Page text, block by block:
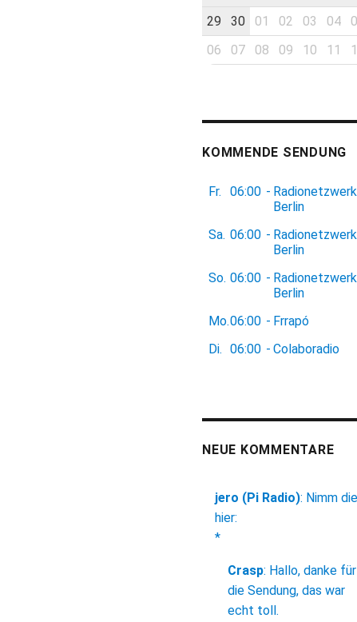
29
30 01 02 03 04
06
07 08 09 10 11
KOMMENDE SENDUNG
Fr. 06:00 - Radionetzwerk
Berlin
Sa. 06:00 - Radionetzwerk
Berlin
So. 06:00 - Radionetzwerk
Berlin
Mo.06:00 - Frrapó
Di. 06:00 - Colaboradio
NEUE KOMMENTARE
jero (Pi Radio): Nimm die
hier:
*
Crasp: Hallo, danke für
die Sendung, das war
echt toll.